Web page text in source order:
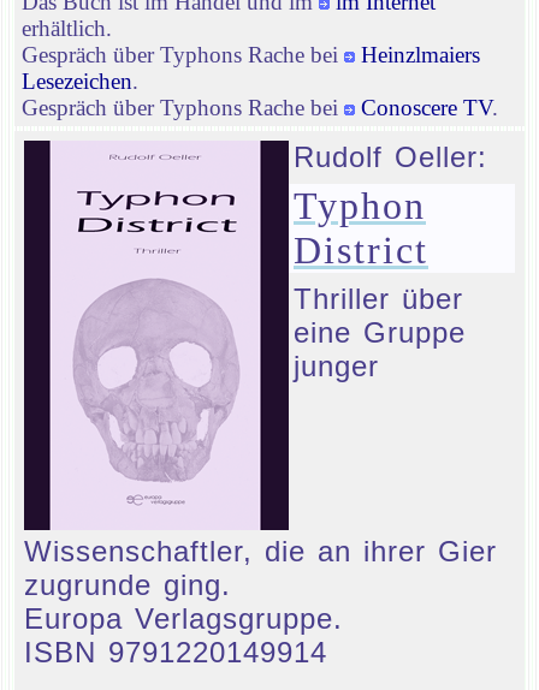
erhältlich.
Gespräch über Typhons Rache bei
Heinzlmaiers
Lesezeichen.
Gespräch über Typhons Rache bei
Conoscere TV.
Rudolf Oeller:
Typhon
District
Thriller über
eine Gruppe
junger
Wissenschaftler, die an ihrer Gier
zugrunde ging.
Europa Verlagsgruppe.
ISBN 9791220149914